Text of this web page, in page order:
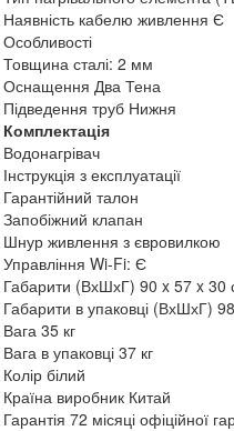
Наявність кабелю живлення Є
Особливості
Товщина сталі: 2 мм
Оснащення Два Тена
Підведення труб Нижня
Комплектація
Водонагрівач
Інструкція з експлуатації
Гарантійний талон
Запобіжний клапан
Шнур живлення з євровилкою
Управління Wi-Fi: Є
Габарити (ВхШхГ) 90 x 57 x 30
Габарити в упаковці (ВхШхГ)
Вага 35 кг
Вага в упаковці 37 кг
Колір білий
Країна виробник Китай
Гарантія 72 місяці офіційної